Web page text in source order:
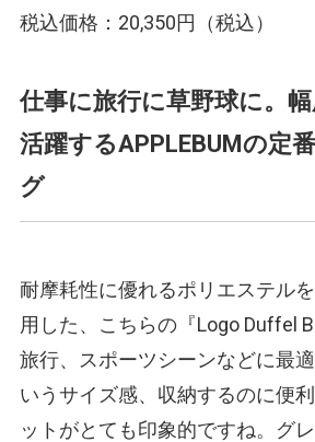
税込価格：20,350円（税込）
仕事に旅行に草野球に。
活躍するAPPLEBUMの定
グ
耐摩耗性に優れるポリエステル
用した、こちらの『Logo Duffel
旅行、スポーツシーンなどに最
いうサイズ感、収納するのに便
ットがとても印象的ですね。グ